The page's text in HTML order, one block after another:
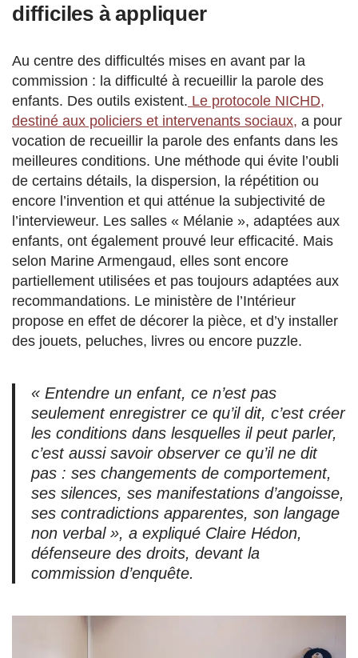
difficiles à appliquer
Au centre des difficultés mises en avant par la
commission : la difficulté à recueillir la parole des
enfants. Des outils existent. Le protocole NICHD,
destiné aux policiers et intervenants sociaux, a pour
vocation de recueillir la parole des enfants dans les
meilleures conditions. Une méthode qui évite l’oubli
de certains détails, la dispersion, la répétition ou
encore l’invention et qui atténue la subjectivité de
l’intervieweur. Les salles « Mélanie », adaptées aux
enfants, ont également prouvé leur efficacité. Mais
selon Marine Armengaud, elles sont encore
partiellement utilisées et pas toujours adaptées aux
recommandations. Le ministère de l’Intérieur
propose en effet de décorer la pièce, et d’y installer
des jouets, peluches, livres ou encore puzzle.
« Entendre un enfant, ce n’est pas
seulement enregistrer ce qu’il dit, c’est créer
les conditions dans lesquelles il peut parler,
c’est aussi savoir observer ce qu’il ne dit
pas : ses changements de comportement,
ses silences, ses manifestations d’angoisse,
ses contradictions apparentes, son langage
non verbal », a expliqué Claire Hédon,
défenseure des droits, devant la
commission d’enquête.